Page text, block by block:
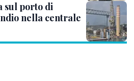
sul porto di
nella centrale